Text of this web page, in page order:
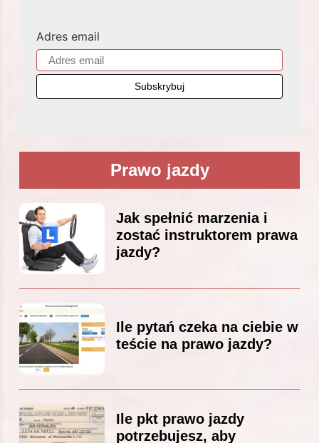
Adres email
Prawo jazdy
Jak spełnić marzenia i
zostać instruktorem prawa
jazdy?
Ile pytań czeka na ciebie w
teście na prawo jazdy?
Ile pkt prawo jazdy
potrzebujesz, aby